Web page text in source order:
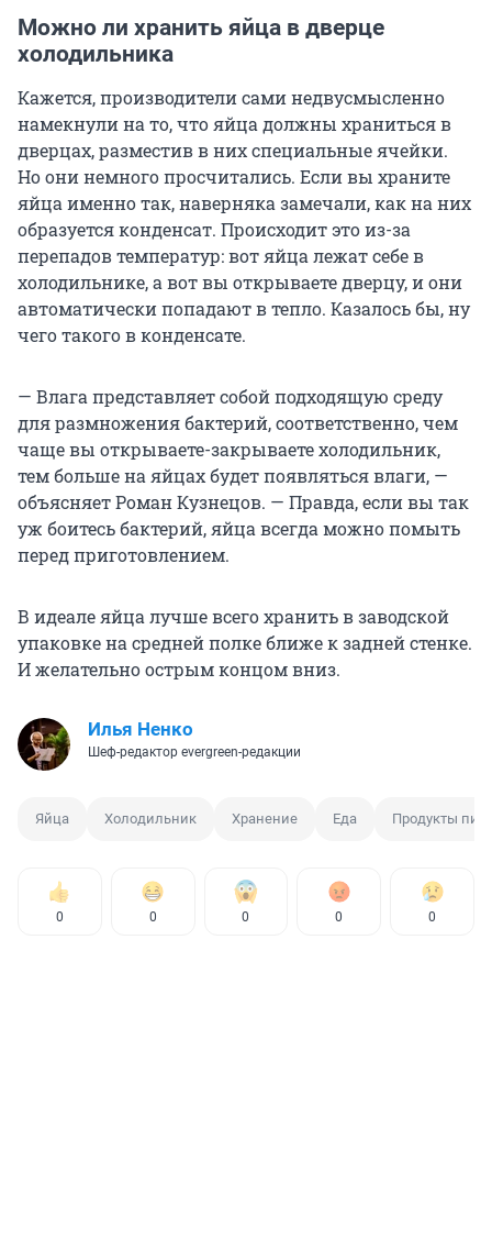
Можно ли хранить яйца в дверце
холодильника
Кажется, производители сами недвусмысленно
намекнули на то, что яйца должны храниться в
дверцах, разместив в них специальные ячейки.
Но они немного просчитались. Если вы храните
яйца именно так, наверняка замечали, как на них
образуется конденсат. Происходит это из-за
перепадов температур: вот яйца лежат себе в
холодильнике, а вот вы открываете дверцу, и они
автоматически попадают в тепло. Казалось бы, ну
чего такого в конденсате.
— Влага представляет собой подходящую среду
для размножения бактерий, соответственно, чем
чаще вы открываете-закрываете холодильник,
тем больше на яйцах будет появляться влаги, —
объясняет Роман Кузнецов. — Правда, если вы так
уж боитесь бактерий, яйца всегда можно помыть
перед приготовлением.
В идеале яйца лучше всего хранить в заводской
упаковке на средней полке ближе к задней стенке.
И желательно острым концом вниз.
Илья Ненко
Шеф-редактор evergreen-редакции
Яйца Холодильник Хранение Еда Продукты
0 0 0 0 0